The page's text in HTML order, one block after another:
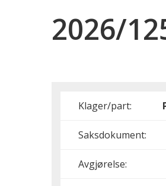
2026/
Klager/part:
Saksdokument:
Avgjørelse: